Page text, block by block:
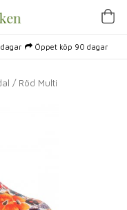
Öppet köp 90 dagar
/ Röd Multi